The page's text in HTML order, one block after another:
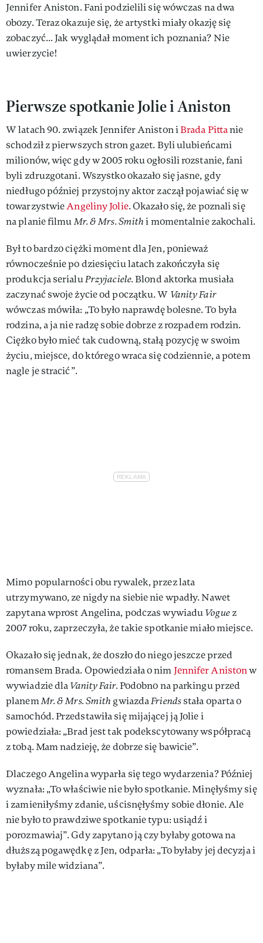
Jennifer Aniston. Fani podzielili się wówczas na dwa
obozy. Teraz okazuje się, że artystki miały okazję się
zobaczyć... Jak wyglądał moment ich poznania? Nie
uwierzycie!
Pierwsze spotkanie Jolie i Aniston
W latach 90. związek Jennifer Aniston iBrada Pittanie
schodził z pierwszych stron gazet. Byli ulubieńcami
milionów, więc gdy w 2005 roku ogłosili rozstanie, fani
byli zdruzgotani. Wszystko okazało się jasne, gdy
niedługo później przystojny aktor zaczął pojawiać się w
towarzystwieAngeliny Jolie. Okazało się, że poznali się
na planie filmuMr. & Mrs. Smithi momentalnie zakochali.
Był to bardzo ciężki moment dla Jen, ponieważ
równocześnie po dziesięciu latach zakończyła się
produkcja serialuPrzyjaciele.Blond aktorka musiała
zaczynać swoje życie od początku. W Vanity Fair
wówczas mówiła: „To było naprawdę bolesne. To była
rodzina, a ja nie radzę sobie dobrze z rozpadem rodzin.
Ciężko było mieć tak cudowną, stałą pozycję w swoim
życiu, miejsce, do którego wraca się codziennie, a potem
nagle je stracić”.
Mimo popularności obu rywalek, przez lata
utrzymywano, ze nigdy na siebie nie wpadły. Nawet
zapytana wprost Angelina, podczas wywiaduVoguez
2007 roku, zaprzeczyła, że takie spotkanie miało miejsce.
Okazało się jednak, że doszło do niego jeszcze przed
romansem Brada. Opowiedziała o nim Jennifer Anistonw
wywiadzie dlaVanity Fair.Podobno na parkingu przed
planemMr. & Mrs. Smith gwiazdaFriendsstała oparta o
samochód. Przedstawiła się mijającej ją Jolie i
powiedziała: „Brad jest tak podekscytowany współpracą
z tobą. Mam nadzieję, że dobrze się bawicie”.
Dlaczego Angelina wyparła się tego wydarzenia? Później
wyznała: „To właściwie nie było spotkanie. Minęłyśmy się
i zamieniłyśmy zdanie, uścisnęłyśmy sobie dłonie. Ale
nie było to prawdziwe spotkanie typu: usiądź i
porozmawiaj”. Gdy zapytano ją czy byłaby gotowa na
dłuższą pogawędkę z Jen, odparła: „To byłaby jej decyzja i
byłaby mile widziana”.